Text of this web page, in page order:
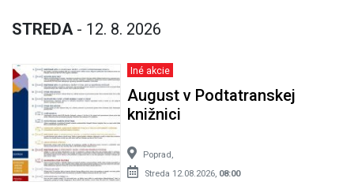
STREDA - 12. 8. 2026
Iné akcie
August v Podtatranskej
knižnici
Poprad,
Streda 12.08.2026, 08:00